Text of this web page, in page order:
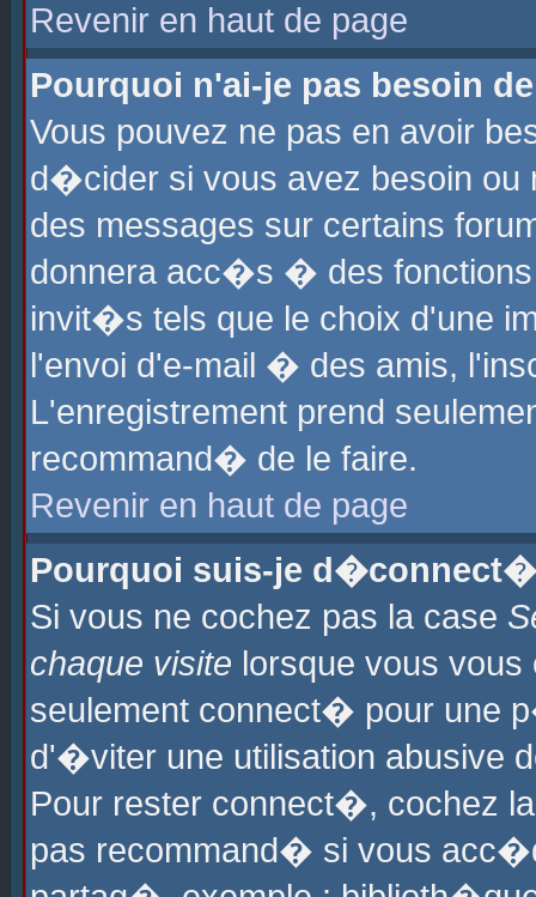
Revenir en haut de page
Pourquoi n'ai-je pas besoin
Vous pouvez ne pas en avoir
d�cider si vous avez besoin ou
des messages sur certains
donnera acc�s � des fonctions
invit�s tels que le choix d'une
l'envoi d'e-mail � des amis,
L'enregistrement prend
recommand� de le faire.
Revenir en haut de page
Pourquoi suis-je
Si vous ne cochez pas la case
chaque visite lorsque vous
seulement connect� pour une
d'�viter une utilisation abusive
Pour rester connect�, cochez
pas recommand� si vous